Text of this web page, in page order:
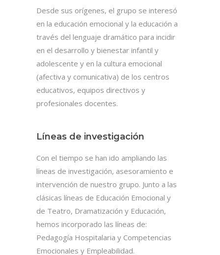
Desde sus orígenes, el grupo se interesó
en la educación emocional y la educación a
través del lenguaje dramático para incidir
en el desarrollo y bienestar infantil y
adolescente y en la cultura emocional
(afectiva y comunicativa) de los centros
educativos, equipos directivos y
profesionales docentes.
Líneas de investigación
Con el tiempo se han ido ampliando las
líneas de investigación, asesoramiento e
intervención de nuestro grupo. Junto a las
clásicas líneas de Educación Emocional y
de Teatro, Dramatización y Educación,
hemos incorporado las líneas de:
Pedagogía Hospitalaria y Competencias
Emocionales y Empleabilidad.